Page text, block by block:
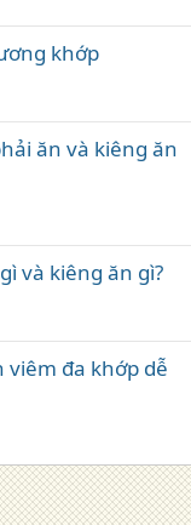
khớp
ăn và kiêng ăn
và kiêng ăn gì?
viêm đa khớp dễ